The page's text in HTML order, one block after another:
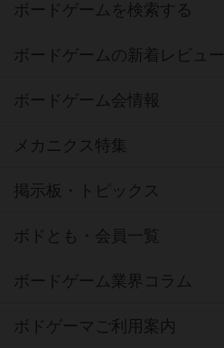
ボードゲームを検索する
ボードゲームの新着レビュー
ボードゲーム会情報
メカニクス特集
掲示板・トピックス
ボドとも・会員一覧
ボードゲーム業界コラム
ボドゲーマご利用案内